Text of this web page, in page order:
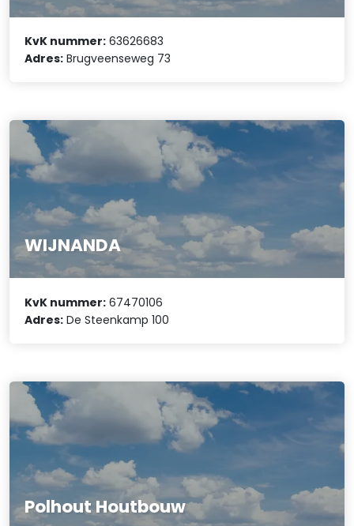
KvK nummer: 63626683
Adres: Brugveenseweg 73
WIJNANDA
KvK nummer: 67470106
Adres: De Steenkamp 100
Polhout Houtbouw